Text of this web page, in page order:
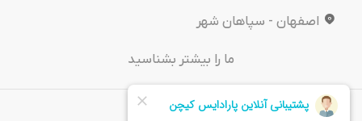
اصفهان - سپاهان شهر
ما را بیشتر بشناسید
درباره‌ ما